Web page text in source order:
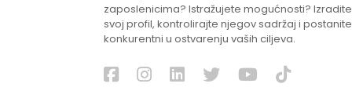
zaposlenicima? Istražujete mogućnosti? Izradite
svoj profil, kontrolirajte njegov sadržaj i postanite
konkurentni u ostvarenju vaših ciljeva.